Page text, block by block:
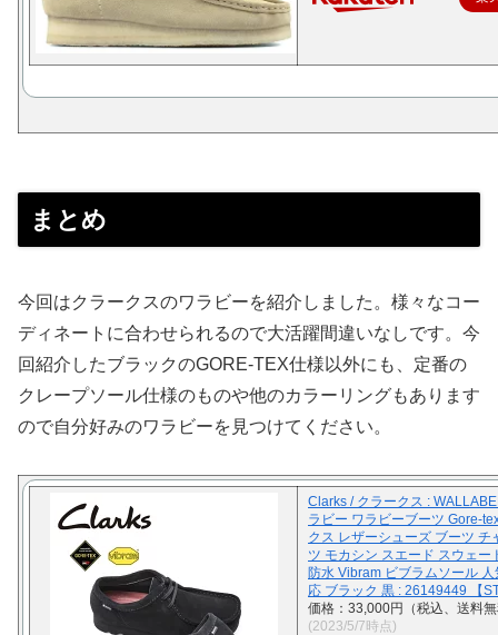
まとめ
今回はクラークスのワラビーを紹介しました。様々なコー
ディネートに合わせられるので大活躍間違いなしです。今
回紹介したブラックのGORE-TEX仕様以外にも、定番の
クレープソール仕様のものや他のカラーリングもあります
ので自分好みのワラビーを見つけてください。
Clarks / クラークス :
ラビー ワラビーブーツ Gore-
クス レザーシューズ ブーツ チ
ツ モカシン スエード スウェー
防水 Vibram ビブラムソール
応 ブラック 黒 : 26149449 【
価格：33,000円（税込、送料
(2023/5/7時点)